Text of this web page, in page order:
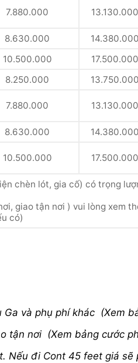
7.880.000 13.130.000
8.630.000 14.380.000
10.500.000 17.500.000
8.250.000 13.750.000
7.880.000 13.130.000
8.630.000 14.380.000
10.500.000 17.500.000
chèn lót, gia cố) có trọng
giao tận nơi ) vui lòng xem
có)
và phụ phí khác (Xem
tận nơi (Xem bảng cước
Nếu đi Cont 45 feet giá sẽ